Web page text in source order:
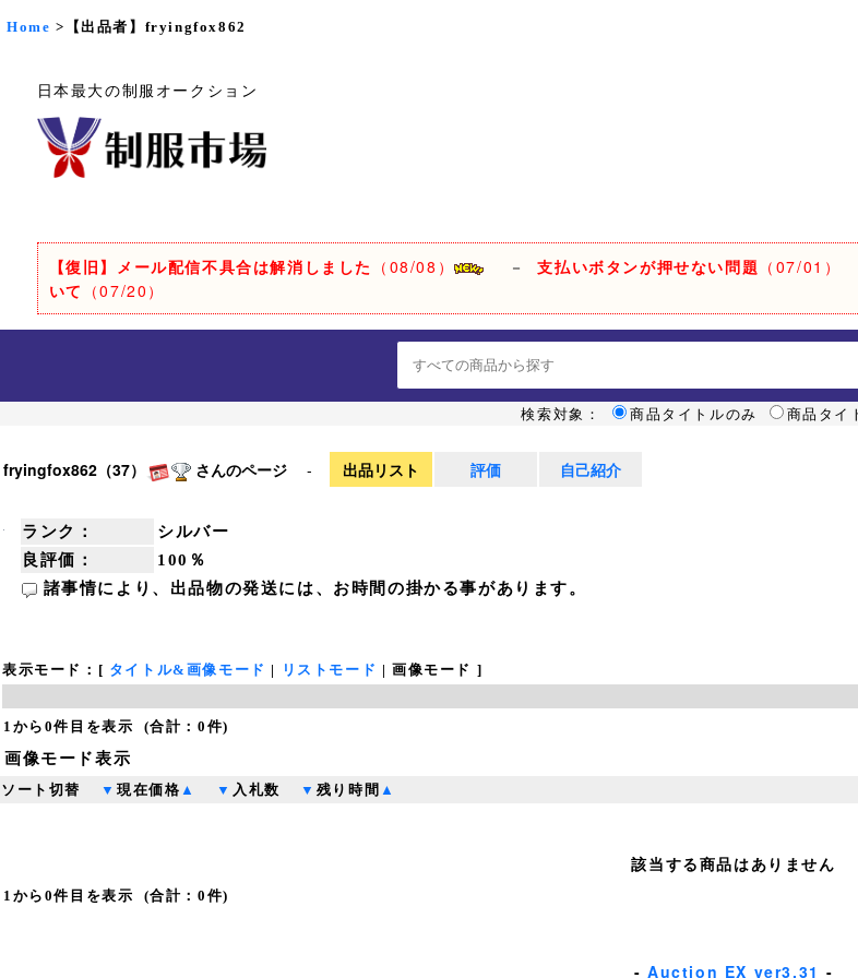
Home >【出品者】fryingfox862
日本最大の制服オークション
【復旧】メール配信不具合は解消しました （08/08） －支払いボタンが押せない問題 （07/01）
いて （07/20）
検索対象： 商品タイトルのみ 商品タイ
fryingfox862（37） さんのページ - 出品リスト 評価 自己紹介
ランク：
シルバー
良評価：
100％
諸事情により、出品物の発送には、お時間の掛かる事があります。
表示モード：[ タイトル&画像モード | リストモード |画像モード ]
1 から 0件目を表示 (合計：0件)
画像モード表示
ソート切替
▼現在価格 ▲ ▼ 入札数 ▼ 残り時間 ▲
該当する商品はありません
1 から 0件目を表示 (合計：0件)
-Auction EX ver3.31 -